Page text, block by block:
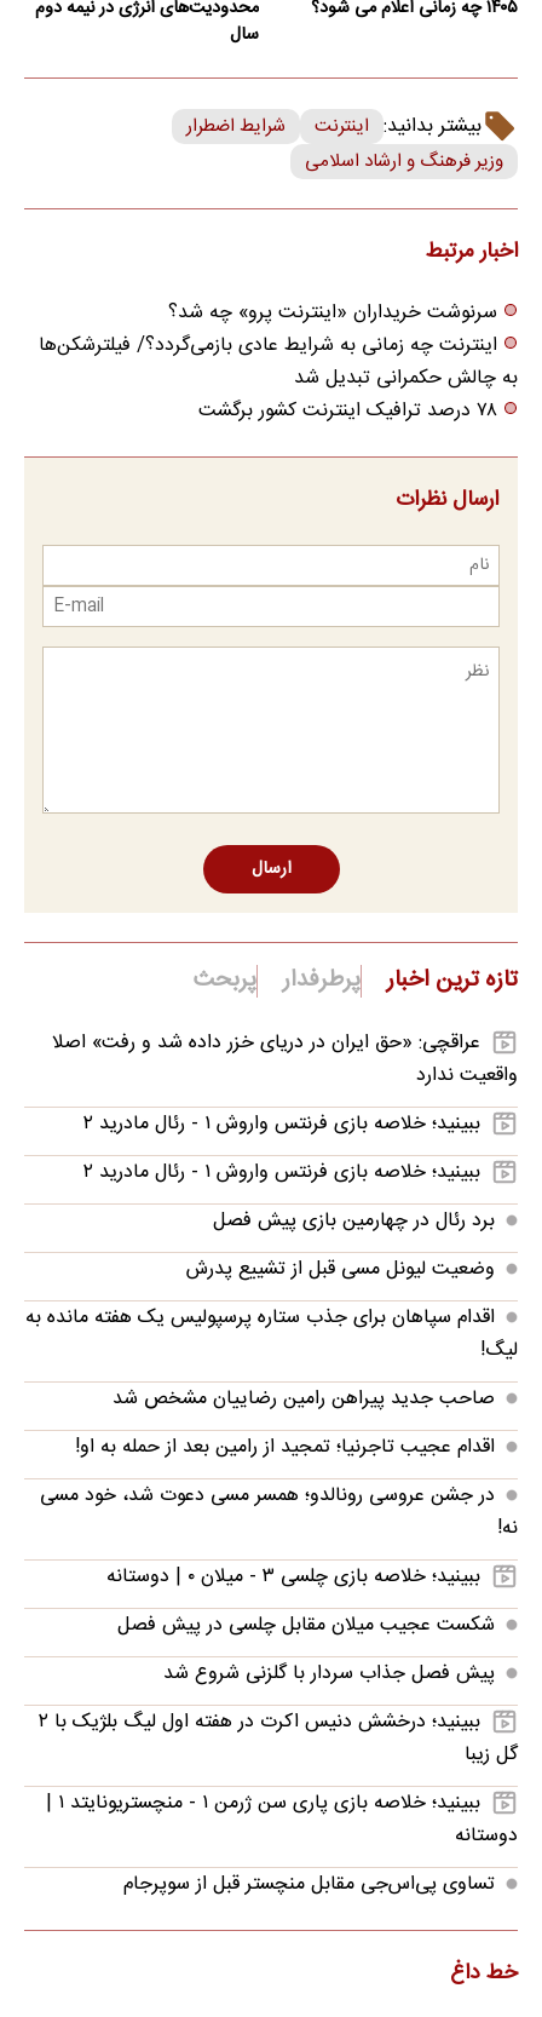
۱۴۰۵ چه زمانی اعلام می شود؟
محدودیت‌های انرژی در نیمه دوم
سال
بیشتر بدانید: اینترنت
شرایط اضطرار
وزیر فرهنگ و ارشاد اسلامی
اخبار مرتبط
سرنوشت خریداران «اینترنت پرو» چه شد؟
اینترنت چه زمانی به شرایط عادی بازمی‌گردد؟/ فیلترشکن‌ها
به چالش حکمرانی تبدیل شد
۷۸ درصد ترافیک اینترنت کشور برگشت
ارسال نظرات
ارسال
تازه ترین اخبار پرطرفدار پربحث
عراقچی: «حق ایران در دریای خزر داده شد و رفت» اصلا
واقعیت ندارد
ببینید؛ خلاصه بازی فرنتس واروش ۱ - رئال مادرید ۲
ببینید؛ خلاصه بازی فرنتس واروش ۱ - رئال مادرید ۲
برد رئال در چهارمین بازی پیش فصل
وضعیت لیونل مسی قبل از تشییع پدرش
اقدام سپاهان برای جذب ستاره پرسپولیس یک هفته مانده به
لیگ!
صاحب جدید پیراهن رامین رضاییان مشخص شد
اقدام عجیب تاجرنیا؛ تمجید از رامین بعد از حمله به او!
در جشن عروسی رونالدو؛ همسر مسی دعوت شد، خود مسی
نه!
ببینید؛ خلاصه بازی چلسی ۳ - میلان ۰ | دوستانه
شکست عجیب میلان مقابل چلسی در پیش فصل
پیش فصل جذاب سردار با گلزنی شروع شد
ببینید؛ درخشش دنیس اکرت در هفته اول لیگ بلژیک با ۲
گل زیبا
ببینید؛ خلاصه بازی پاری سن ژرمن ۱ - منچستریونایتد ۱ |
دوستانه
تساوی پی‌اس‌جی مقابل منچستر قبل از سوپرجام
خط داغ